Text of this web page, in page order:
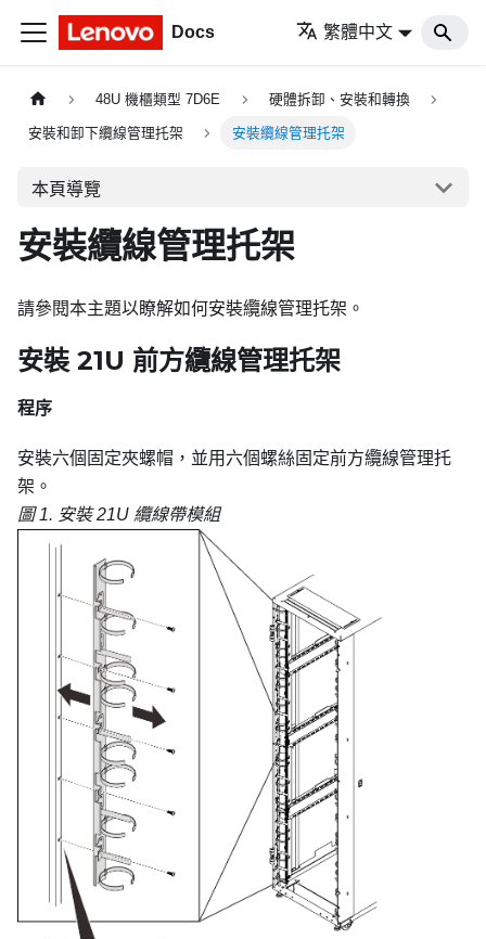
Docs 繁體中文
48U 機櫃類型 7D6E 硬體拆卸、安裝和轉換
安裝和卸下纜線管理托架 安裝纜線管理托架
本頁導覽
安裝纜線管理托架
請參閱本主題以瞭解如何安裝纜線管理托架。
安裝 21U 前方纜線管理托架
程序
安裝六個固定夾螺帽，並用六個螺絲固定前方纜線管理托
架。
圖 1. 安裝 21U 纜線帶模組